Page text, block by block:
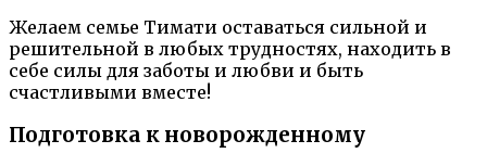
Желаем семье Тимати оставаться сильной и
решительной в любых трудностях, находить в
себе силы для заботы и любви и быть
счастливыми вместе!
Подготовка к новорожденному